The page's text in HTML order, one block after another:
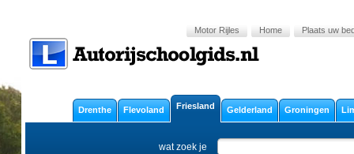
Motor Rijles Home Plaats uw
Drenthe Flevoland Friesland Gelderland Groningen
wat zoek je